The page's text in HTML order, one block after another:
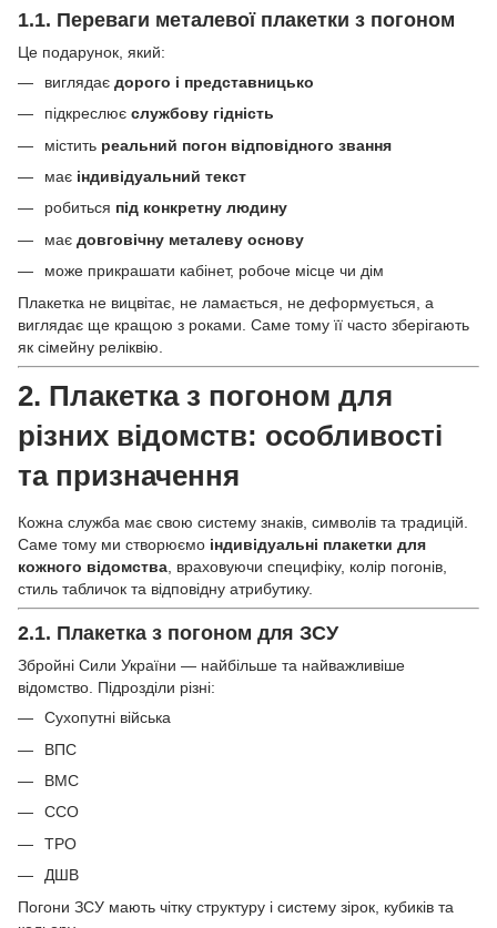
1.1. Переваги металевої плакетки з погоном
Це подарунок, який:
виглядає дорого і представницько
підкреслює службову гідність
містить реальний погон відповідного звання
має індивідуальний текст
робиться під конкретну людину
має довговічну металеву основу
може прикрашати кабінет, робоче місце чи дім
Плакетка не вицвітає, не ламається, не деформується, а
виглядає ще кращою з роками. Саме тому її часто зберігають
як сімейну реліквію.
2. Плакетка з погоном для
різних відомств: особливості
та призначення
Кожна служба має свою систему знаків, символів та традицій.
Саме тому ми створюємо індивідуальні плакетки для
кожного відомства , враховуючи специфіку, колір погонів,
стиль табличок та відповідну атрибутику.
2.1. Плакетка з погоном для ЗСУ
Збройні Сили України — найбільше та найважливіше
відомство. Підрозділи різні:
Сухопутні війська
ВПС
ВМС
ССО
ТРО
ДШВ
Погони ЗСУ мають чітку структуру і систему зірок, кубиків та